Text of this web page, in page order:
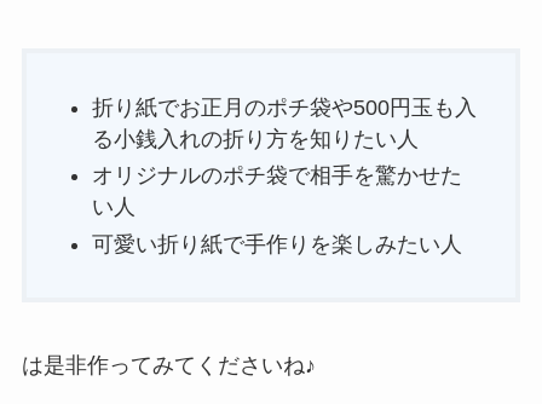
折り紙でお正月のポチ袋や500円玉も入
る小銭入れの折り方を知りたい人
オリジナルのポチ袋で相手を驚かせた
い人
可愛い折り紙で手作りを楽しみたい人
は是非作ってみてくださいね♪